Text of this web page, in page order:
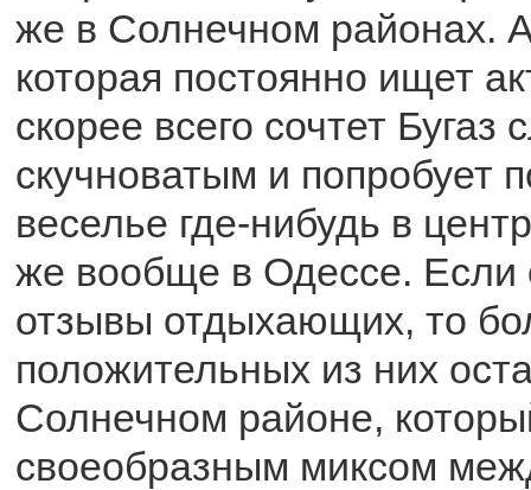
же в Солнечном районах.
которая постоянно ищет
скорее всего сочтет Бугаз
скучноватым и попробует
веселье где-нибудь в
же вообще в Одессе. Если
отзывы отдыхающих, то
положительных из них
Солнечном районе,
своеобразным миксом